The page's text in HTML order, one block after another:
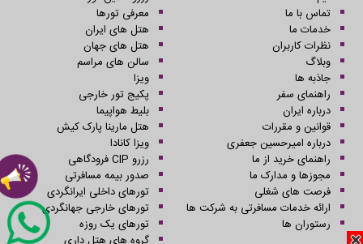
تماس با ما
خدمات ما
نظرات کاربران
وبلاگ
جاذبه ها
راهنمای سفر
درباره ایران
قوانین و مقررات
درباره امیرحسین جعفری
راهنمای خرید از ما
مجوزها و مدارک ما
فرصت های شغلی
ارائه خدمات مسافرتی به شرکت ها
رستوران ها
معرفی تورها
هتل های ایران
هتل های جهان
سالن های مراسم
ویزا
پکیج تور خارجی
بلیط هواپیما
هتل مارینا پارک کیش
ویزا کانادا
رزرو CIP فرودگاهی
صدور بیمه مسافرتی
تورهای داخلی ایرانگردی
تورهای خارجی جهانگردی
تورهای یک روزه